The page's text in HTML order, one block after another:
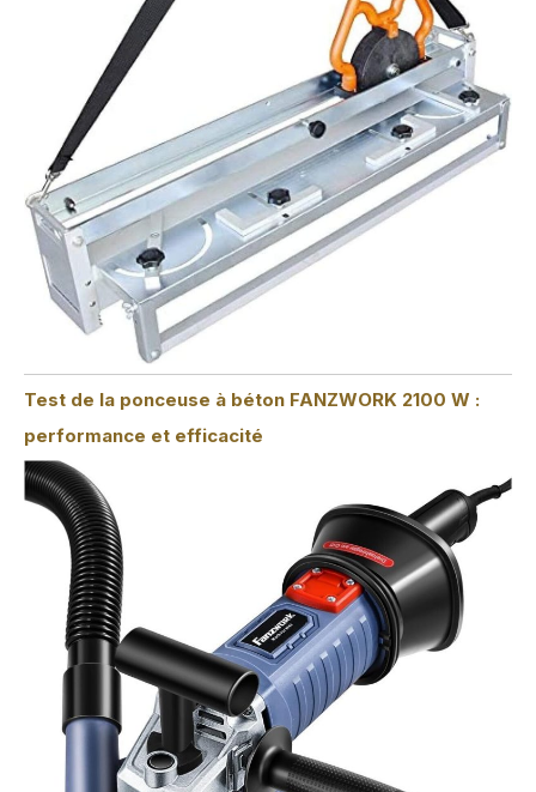
Test de la ponceuse à béton FANZWORK 2100 W :
performance et efficacité